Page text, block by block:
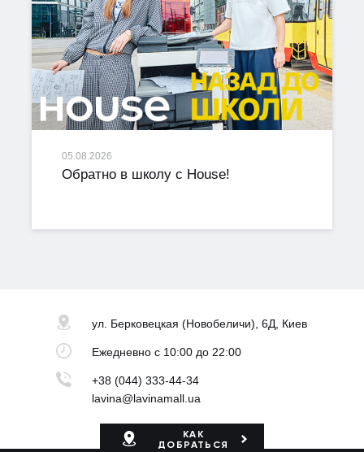
05.08.2026
Обратно в школу с House!
ул. Берковецкая (Новобеличи), 6Д, Киев
Ежедневнос 10:00 до 22:00
+38 (044) 333-44-34
lavina@lavinamall.ua
КАК
ДОБРАТЬСЯ